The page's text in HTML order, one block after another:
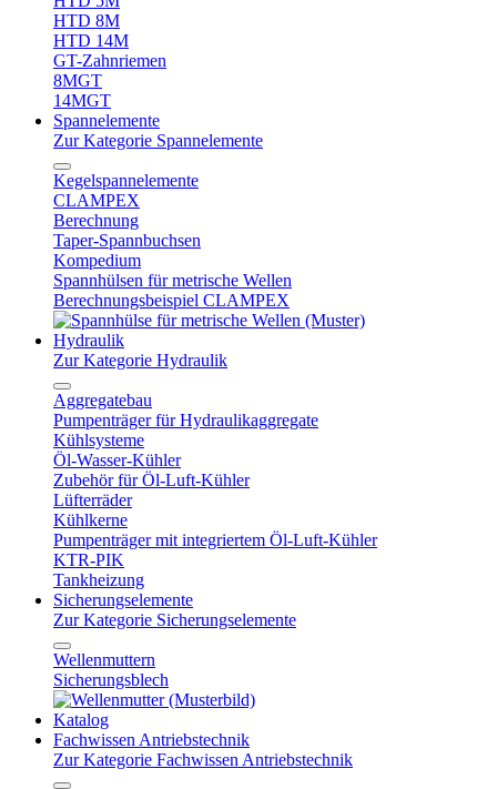
HTD 8M
HTD 14M
GT-Zahnriemen
8MGT
14MGT
Spannelemente
Zur Kategorie Spannelemente
Kegelspannelemente
CLAMPEX
Berechnung
Taper-Spannbuchsen
Kompedium
Spannhülsen für metrische Wellen
Berechnungsbeispiel CLAMPEX
Hydraulik
Zur Kategorie Hydraulik
Aggregatebau
Pumpenträger für Hydraulikaggregate
Kühlsysteme
Öl-Wasser-Kühler
Zubehör für Öl-Luft-Kühler
Lüfterräder
Kühlkerne
Pumpenträger mit integriertem Öl-Luft-Kühler
KTR-PIK
Tankheizung
Sicherungselemente
Zur Kategorie Sicherungselemente
Wellenmuttern
Sicherungsblech
Katalog
Fachwissen Antriebstechnik
Zur Kategorie Fachwissen Antriebstechnik